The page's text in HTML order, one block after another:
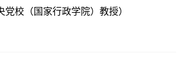
校（国家行政学院）教授）